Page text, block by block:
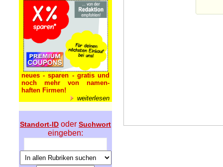
neues - sparen - gratis und
noch mehr von namen-
haften Firmen!
weiterlesen
Standort-ID oder Suchwort
eingeben: